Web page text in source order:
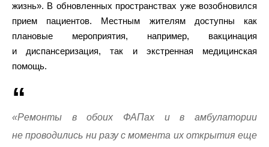
жизнь». В обновленных пространствах уже возобновился
прием пациентов. Местным жителям доступны как
плановые мероприятия, например, вакцинация
и диспансеризация, так и экстренная медицинская
помощь.
«Ремонты в обоих ФАПах и в амбулатории
не проводились ни разу с момента их открытия еще